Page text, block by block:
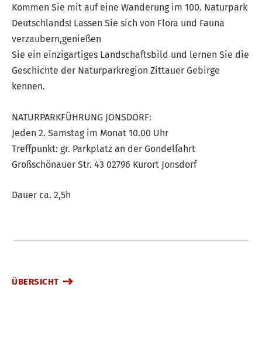
Kommen Sie mit auf eine Wanderung im 100. Naturpark
Deutschlands! Lassen Sie sich von Flora und Fauna
verzaubern,genießen
Sie ein einzigartiges Landschaftsbild und lernen Sie die
Geschichte der Naturparkregion Zittauer Gebirge
kennen.
NATURPARKFÜHRUNG JONSDORF:
Jeden 2. Samstag im Monat 10.00 Uhr
Treffpunkt: gr. Parkplatz an der Gondelfahrt
Großschönauer Str. 43 02796 Kurort Jonsdorf
Dauer ca. 2,5h
ÜBERSICHT